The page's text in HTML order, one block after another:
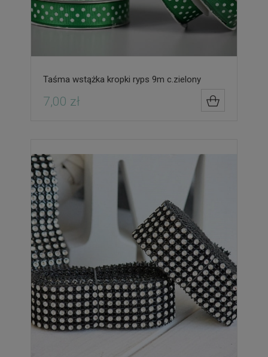
Taśma wstążka kropki ryps 9m c.zielony
7,00 zł